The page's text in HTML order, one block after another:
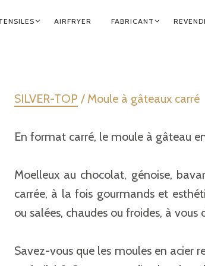
AIRFRYER FABRICANT
SILVER-TOP / Moule à gâteaux carré
En format carré, le moule à gâteau
Moelleux au chocolat, génoise,
carrée, à la fois gourmands et
ou salées, chaudes ou froides, à
Savez-vous que les moules en acier